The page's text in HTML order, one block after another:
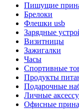
Пишущие
Брелоки
Флешки usb
Зарядные
Визитницы
Зажигалки
Часы
Спортивные
Продукты
Подарочные
Личные
Офисные